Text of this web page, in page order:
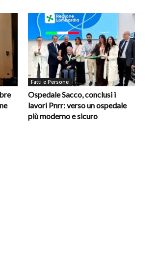
Fatti e Persone
Ospedale Sacco, conclusi i
lavori Pnrr: verso un ospedale
più moderno e sicuro